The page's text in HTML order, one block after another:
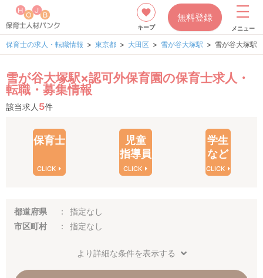
キープ
無料登録
メニュー
保育士の求人・転職情報 東京都 大田区 雪が谷大塚駅 雪が谷大塚駅
雪が谷大塚駅×認可外保育園の保育士求人・
転職・募集情報
該当求人 5件
保育士
CLICK
児童
指導員
CLICK
学生
など
CLICK
都道府県
指定なし
市区町村
指定なし
より詳細な条件を表示する